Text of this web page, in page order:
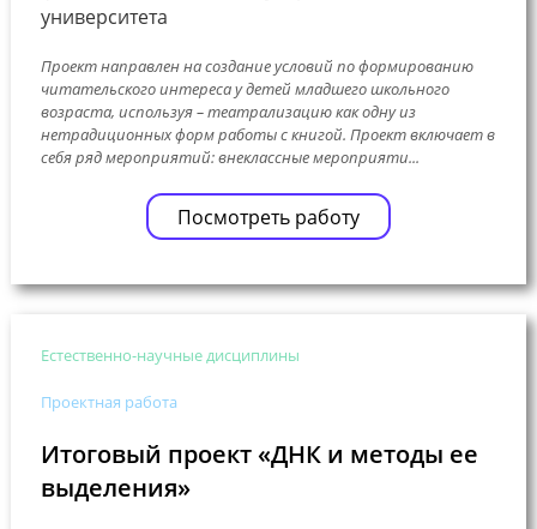
университета
Проект направлен на создание условий по формированию
читательского интереса у детей младшего школьного
возраста, используя – театрализацию как одну из
нетрадиционных форм работы с книгой. Проект включает в
себя ряд мероприятий: внеклассные мероприяти...
Посмотреть работу
Естественно-научные дисциплины
Проектная работа
Итоговый проект «ДНК и методы ее
выделения»